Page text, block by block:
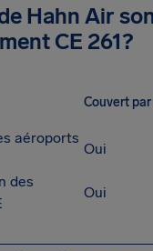
Hahn Air
CE 261?
Couvert
aéroports
Oui
des
Oui